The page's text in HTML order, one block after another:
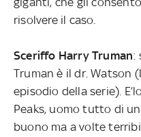
risolvere il caso.
Sceriffo Harry Truman:
Truman è il dr. Watson
episodio della serie).
Peaks, uomo tutto di
buono ma a volte